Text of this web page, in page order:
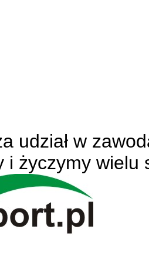
udział w
i życzymy wielu